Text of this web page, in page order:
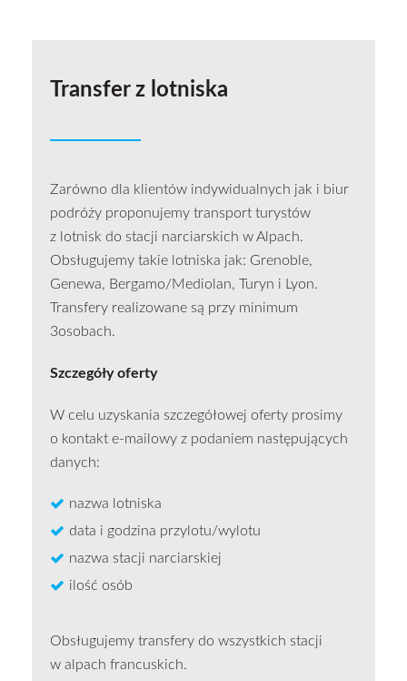
Transfer z lotniska
Zarówno dla klientów indywidualnych jak i biur
podróży proponujemy transport turystów
z lotnisk do stacji narciarskich w Alpach.
Obsługujemy takie lotniska jak: Grenoble,
Genewa, Bergamo/Mediolan, Turyn i Lyon.
Transfery realizowane są przy minimum
3osobach.
Szczegóły oferty
W celu uzyskania szczegółowej oferty prosimy
o kontakt e-mailowy z podaniem następujących
danych:
nazwa lotniska
data i godzina przylotu/wylotu
nazwa stacji narciarskiej
ilość osób
Obsługujemy transfery do wszystkich stacji
w alpach francuskich.